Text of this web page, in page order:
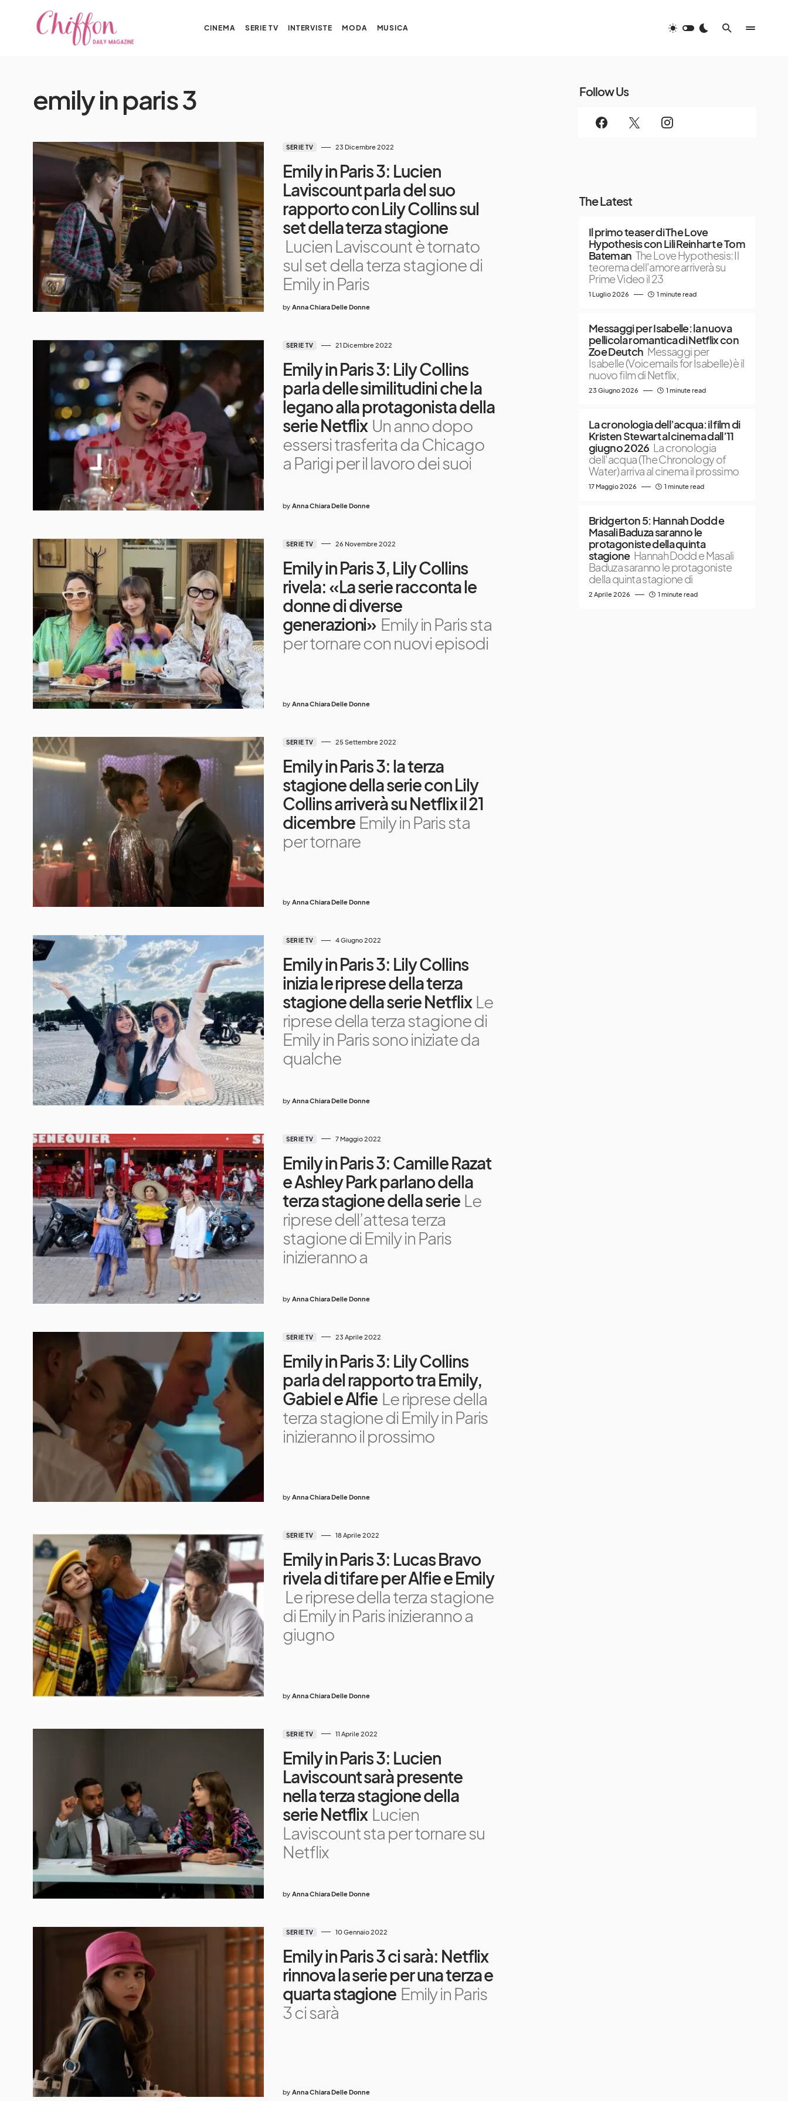
CINEMA SERIE TV INTERVISTE MODA MUSICA
emily in paris 3
SERIE TV 23 Dicembre 2022
Emily in Paris 3: Lucien
Laviscount parla del suo
rapporto con Lily Collins sul
set della terza stagione
Lucien Laviscount è tornato
sul set della terza stagione di
Emily in Paris
by Anna Chiara Delle Donne
SERIE TV 21 Dicembre 2022
Emily in Paris 3: Lily Collins
parla delle similitudini che la
legano alla protagonista della
serie Netflix Un anno dopo
essersi trasferita da Chicago
a Parigi per il lavoro dei suoi
by Anna Chiara Delle Donne
SERIE TV 26 Novembre 2022
Emily in Paris 3, Lily Collins
rivela: «La serie racconta le
donne di diverse
generazioni» Emily in Paris sta
per tornare con nuovi episodi
by Anna Chiara Delle Donne
SERIE TV 25 Settembre 2022
Emily in Paris 3: la terza
stagione della serie con Lily
Collins arriverà su Netflix il 21
dicembre Emily in Paris sta
per tornare
by Anna Chiara Delle Donne
SERIE TV 4 Giugno 2022
Emily in Paris 3: Lily Collins
inizia le riprese della terza
stagione della serie Netflix Le
riprese della terza stagione di
Emily in Paris sono iniziate da
qualche
by Anna Chiara Delle Donne
SERIE TV 7 Maggio 2022
Emily in Paris 3: Camille Razat
e Ashley Park parlano della
terza stagione della serie Le
riprese dell’attesa terza
stagione di Emily in Paris
inizieranno a
by Anna Chiara Delle Donne
SERIE TV 23 Aprile 2022
Emily in Paris 3: Lily Collins
parla del rapporto tra Emily,
Gabiel e Alfie Le riprese della
terza stagione di Emily in Paris
inizieranno il prossimo
by Anna Chiara Delle Donne
SERIE TV 18 Aprile 2022
Emily in Paris 3: Lucas Bravo
rivela di tifare per Alfie e Emily
Le riprese della terza stagione
di Emily in Paris inizieranno a
giugno
by Anna Chiara Delle Donne
SERIE TV 11 Aprile 2022
Emily in Paris 3: Lucien
Laviscount sarà presente
nella terza stagione della
serie Netflix Lucien
Laviscount sta per tornare su
Netflix
by Anna Chiara Delle Donne
SERIE TV 10 Gennaio 2022
Emily in Paris 3 ci sarà: Netflix
rinnova la serie per una terza e
quarta stagione Emily in Paris
3 ci sarà
by Anna Chiara Delle Donne
Follow Us
The Latest
Il primo teaser di The Love
Hypothesis con Lili Reinhart e Tom
Bateman The Love Hypothesis: Il
teorema dell’amore arriverà su
Prime Video il 23
1 Luglio 2026 1 minute read
Messaggi per Isabelle: la nuova
pellicola romantica di Netflix con
Zoe Deutch Messaggi per
Isabelle (Voicemails for Isabelle) è il
nuovo film di Netflix,
23 Giugno 2026 1 minute read
La cronologia dell’acqua: il film di
Kristen Stewart al cinema dall’11
giugno 2026 La cronologia
dell’acqua (The Chronology of
Water) arriva al cinema il prossimo
17 Maggio 2026 1 minute read
Bridgerton 5: Hannah Dodd e
Masali Baduza saranno le
protagoniste della quinta
stagione Hannah Dodd e Masali
Baduza saranno le protagoniste
della quinta stagione di
2 Aprile 2026 1 minute read